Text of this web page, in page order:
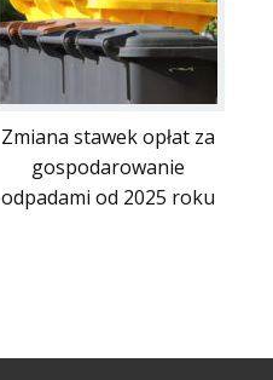
Zmiana stawek opłat za
gospodarowanie
odpadami od 2025 roku